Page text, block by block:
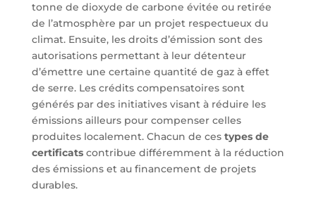
tonne de dioxyde de carbone évitée ou retirée
de l’atmosphère par un projet respectueux du
climat. Ensuite, les droits d’émission sont des
autorisations permettant à leur détenteur
d’émettre une certaine quantité de gaz à effet
de serre. Les crédits compensatoires sont
générés par des initiatives visant à réduire les
émissions ailleurs pour compenser celles
produites localement. Chacun de ces types de
certificatscontribue différemment à la réduction
des émissions et au financement de projets
durables.